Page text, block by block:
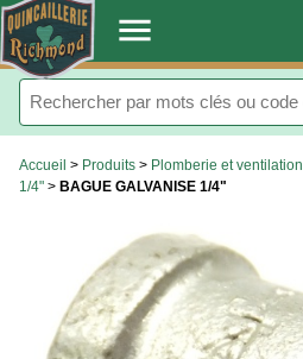
. menu
Accueil > Produits > Plomberie et ventilation
1/4" > BAGUE GALVANISE 1/4"